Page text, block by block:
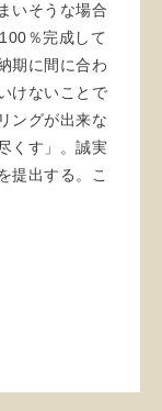
いそうな場合
％完成して
期に間に合わ
けないことで
ングが出来な
くす」。誠実
提出する。こ